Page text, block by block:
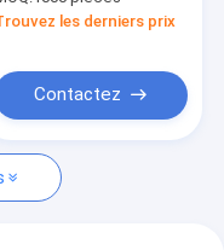
les derniers prix
Contactez